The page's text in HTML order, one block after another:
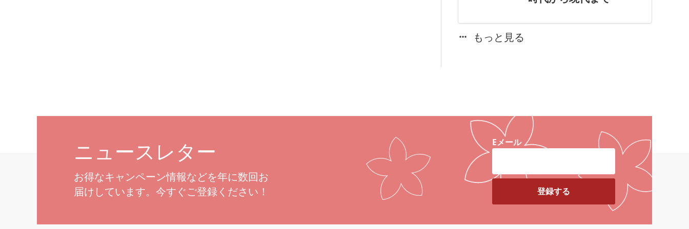
もっと見る
ニュースレター
お得なキャンペーン情報などを年に数回お
届けしています。今すぐご登録ください！
Eメール